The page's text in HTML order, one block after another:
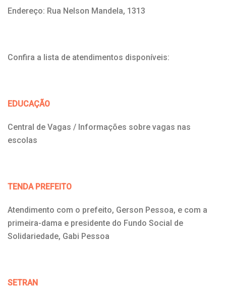
Endereço: Rua Nelson Mandela, 1313
Confira a lista de atendimentos disponíveis:
EDUCAÇÃO
Central de Vagas / Informações sobre vagas nas
escolas
TENDA PREFEITO
Atendimento com o prefeito, Gerson Pessoa, e com a
primeira-dama e presidente do Fundo Social de
Solidariedade, Gabi Pessoa
SETRAN